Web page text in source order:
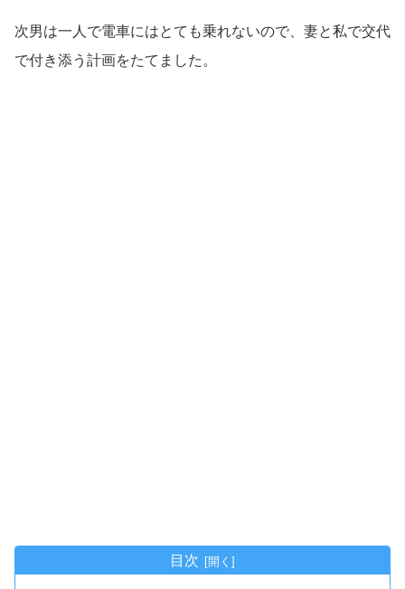
次男は一人で電車にはとても乗れないので、妻と私で交代
で付き添う計画をたてました。
目次